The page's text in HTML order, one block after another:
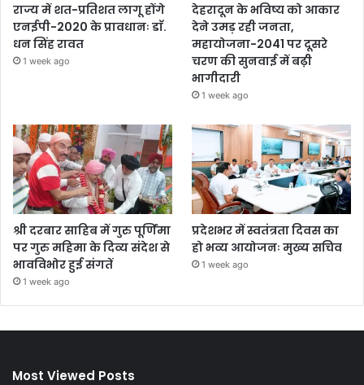
राज्य में शत-प्रतिशत लागू होंगे
एनईपी-2020 के प्रावधानः डाॅ.
धन सिंह रावत
1 week ago
देहरादून के भविष्य को आकार
देने उमड़ रही जनता,
महायोजना-2041 पर दूसरे
चरण की सुनवाई में बढ़ी
भागीदारी
1 week ago
श्री दरबार साहिब में गुरु पूर्णिमा
पर गुरु महिमा के दिव्य संदेश से
भावविभोर हुई संगतें
1 week ago
प्रदेशभर में स्वतंत्रता दिवस का
हो भव्य आयोजनः मुख्य सचिव
1 week ago
Most Viewed Posts